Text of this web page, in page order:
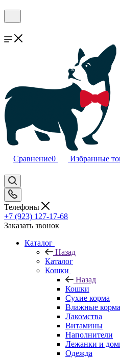
Сравнение0 Избранные
Телефоны
+7 (923) 127-17-68
Заказать звонок
Каталог
Назад
Каталог
Кошки
Назад
Кошки
Сухие корма
Влажные корма
Лакомства
Витамины
Наполнители
Лежанки и
Одежда